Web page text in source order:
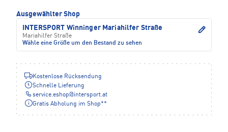
Ausgewählter Shop
INTERSPORT Winninger Mariahilfer Straße
Mariahilfer Straße
Wähle eine Größe um den Bestand zu sehen
Kostenlose Rücksendung
Schnelle Lieferung
service.eshop@ intersport.at
Gratis Abholung im Shop**